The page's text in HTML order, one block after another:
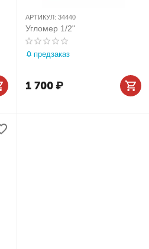
АРТИКУЛ: 34440
Угломер 1/2"
предзаказ
1 700₽